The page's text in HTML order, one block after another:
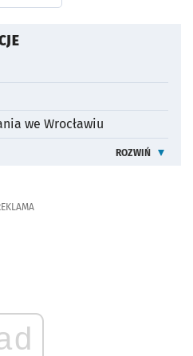
OTWORZY SIĘ W NOWEJ
we Wrocławiu
ROZWIŃ